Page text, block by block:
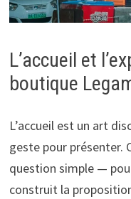
L’accueil et
boutique
L’accueil est un art
geste pour présenter.
question simple —
construit la